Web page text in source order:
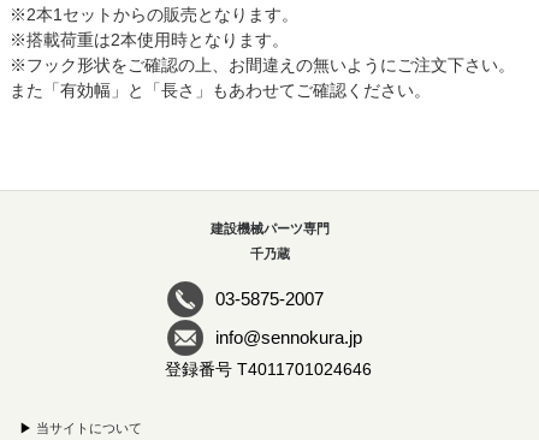
※2本1セットからの販売となります。
※搭載荷重は2本使用時となります。
※フック形状をご確認の上、お間違えの無いようにご注文下さい。
また「有効幅」と「長さ」もあわせてご確認ください。
建設機械パーツ専門
千乃蔵
03-5875-2007
info@sennokura.jp
登録番号 T4011701024646
▶ 当サイトについて